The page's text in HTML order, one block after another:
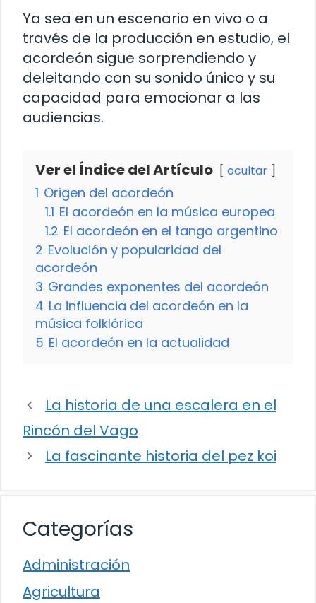
Ya sea en un escenario en vivo o a
través de la producción en estudio, el
acordeón sigue sorprendiendo y
deleitando con su sonido único y su
capacidad para emocionar a las
audiencias.
Ver el Índice del Artículo ocultar
1 Origen del acordeón
1.1 El acordeón en la música europea
1.2 El acordeón en el tango argentino
2 Evolución y popularidad del
acordeón
3 Grandes exponentes del acordeón
4 La influencia del acordeón en la
música folklórica
5 El acordeón en la actualidad
La historia de una escalera en el
Rincón del Vago
La fascinante historia del pez koi
Categorías
Administración
Agricultura